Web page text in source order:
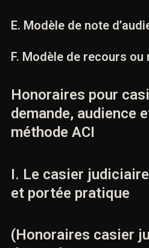
Honoraires pour
: demande, audience
I. Le casier judiciaire